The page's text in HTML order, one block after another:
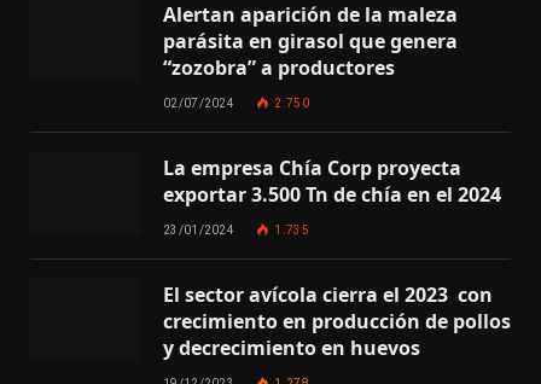
Alertan aparición de la maleza
parásita en girasol que genera
“zozobra” a productores
02/07/2024 2.750
La empresa Chía Corp proyecta
exportar 3.500 Tn de chía en el 2024
23/01/2024 1.735
El sector avícola cierra el 2023 con
crecimiento en producción de pollos
y decrecimiento en huevos